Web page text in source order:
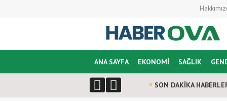
ANA SAYFA EKONOMİ SAĞLIK
SON DAKİKA